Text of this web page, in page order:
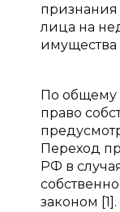
лица на
имущества
По общему
право
Переход
РФ в
законом [1].